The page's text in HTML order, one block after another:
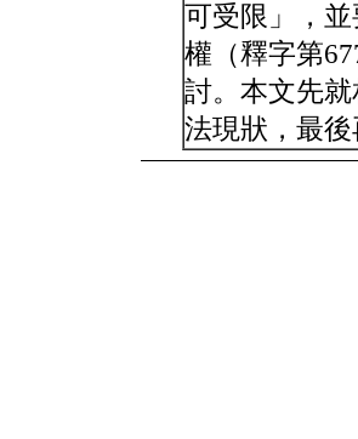
可受限」，
權（釋字第
討。本文先
法現狀，最